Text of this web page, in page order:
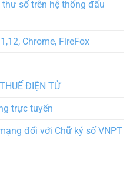
số trên hệ thống đấu
Chrome, FireFox
ĐIỆN TỬ
trực tuyến
đối với Chữ ký số VNPT